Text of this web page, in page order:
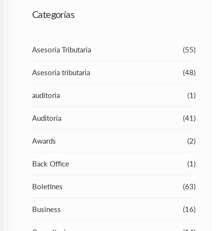
Categorías
Asesoría Tributaria (55)
Asesoria tributaria (48)
auditoria (1)
Auditoría (41)
Awards (2)
Back Office (1)
Boletines (63)
Business (16)